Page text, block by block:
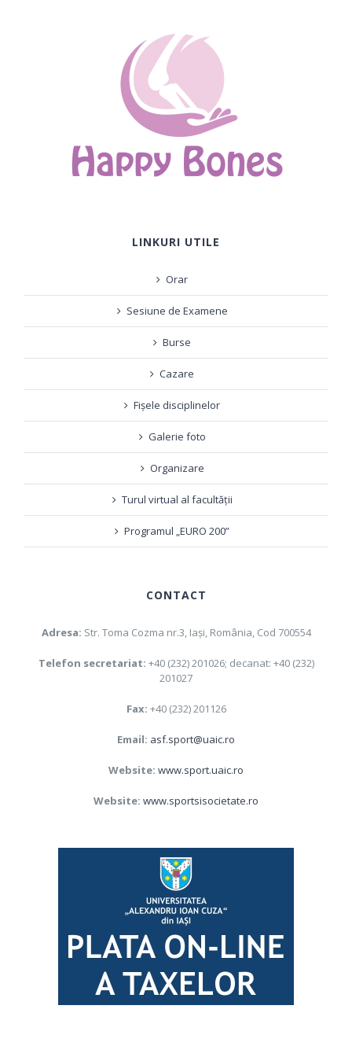
LINKURI UTILE
Orar
Sesiune de Examene
Burse
Cazare
Fișele disciplinelor
Galerie foto
Organizare
Turul virtual al facultății
Programul „EURO 200”
CONTACT
Adresa: Str. Toma Cozma nr.3, Iaşi, România, Cod 700554
Telefon secretariat: +40 (232) 201026; decanat: +40 (232)
201027
Fax: +40 (232) 201126
Email: asf.sport@uaic.ro
Website: www.sport.uaic.ro
Website: www.sportsisocietate.ro